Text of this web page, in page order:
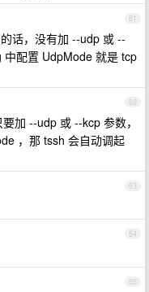
61
话，没有加 --udp 或 --
配置 UdpMode 就是 tcp
62
加 --udp 或 --kcp 参数，
，那 tssh 会自动调起
63
64
65